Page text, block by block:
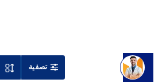
تصفية